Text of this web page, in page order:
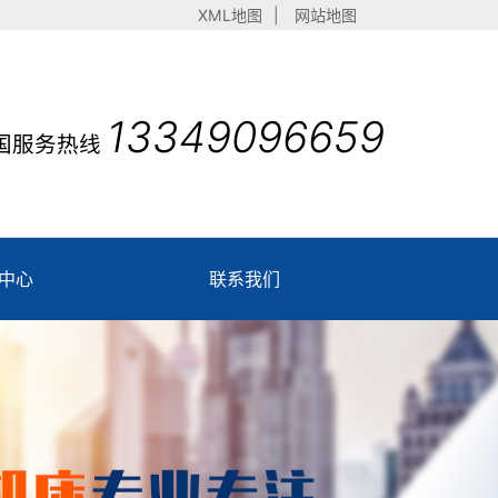
XML地图 网站地图
服务热线 13349096659
心 联系我们